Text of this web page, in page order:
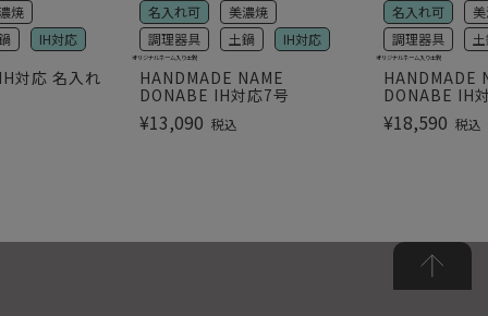
対応 名入れ
焼
IH対応
HANDMADE NAME
DONABE IH対応7号
名入れ可
美濃焼
調理器具
土鍋 IH対応
¥13,090 税込
オリジナルネーム入り土鍋
HANDMADE
DONABE IH
名入れ可
調理器具
¥18,590 税込
オリジナルネーム入り土鍋